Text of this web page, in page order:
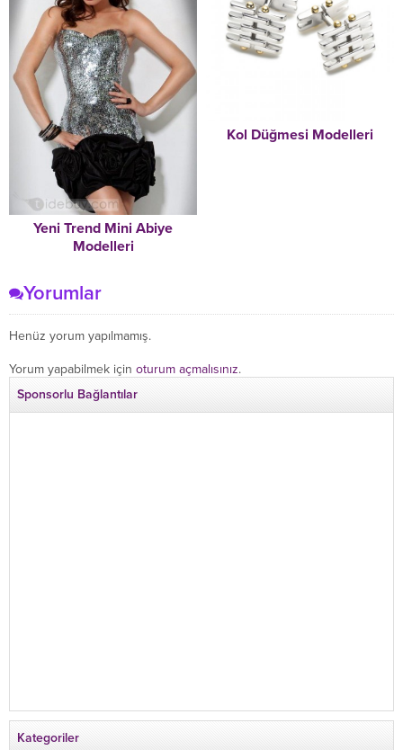
Yeni Trend Mini Abiye
Modelleri
Kol Düğmesi Modelleri
Yorumlar
Henüz yorum yapılmamış.
Yorum yapabilmek için oturum açmalısınız.
Sponsorlu Bağlantılar
Kategoriler